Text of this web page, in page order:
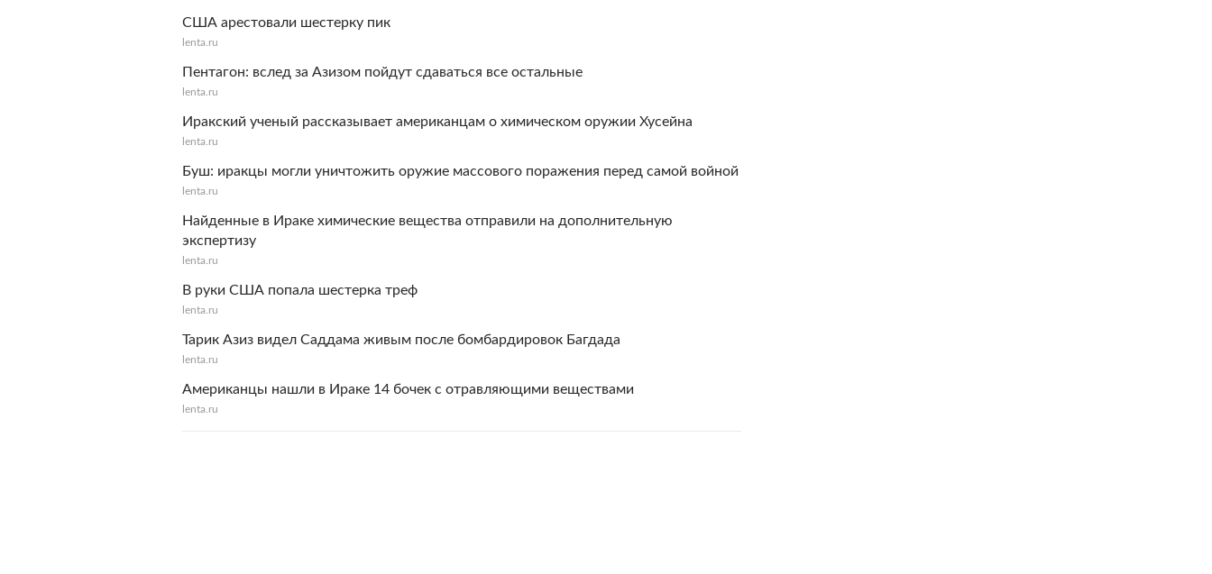
США арестовали шестерку пик
lenta.ru
Пентагон: вслед за Азизом пойдут сдаваться все остальные
lenta.ru
Иракский ученый рассказывает американцам о химическом оружии Хусейна
lenta.ru
Буш: иракцы могли уничтожить оружие массового поражения перед самой войной
lenta.ru
Найденные в Ираке химические вещества отправили на дополнительную
экспертизу
lenta.ru
В руки США попала шестерка треф
lenta.ru
Тарик Азиз видел Саддама живым после бомбардировок Багдада
lenta.ru
Американцы нашли в Ираке 14 бочек с отравляющими веществами
lenta.ru